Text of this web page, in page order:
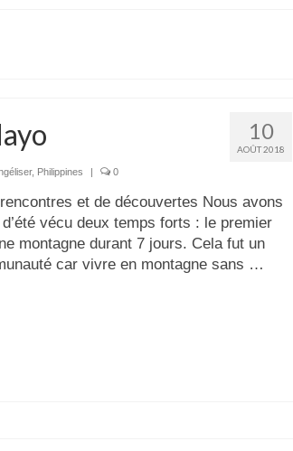
10
AOÛT 2018
, Philippines | 0
et de découvertes Nous avons
vécu deux temps forts : le premier
montagne durant 7 jours. Cela fut un
car vivre en montagne sans …